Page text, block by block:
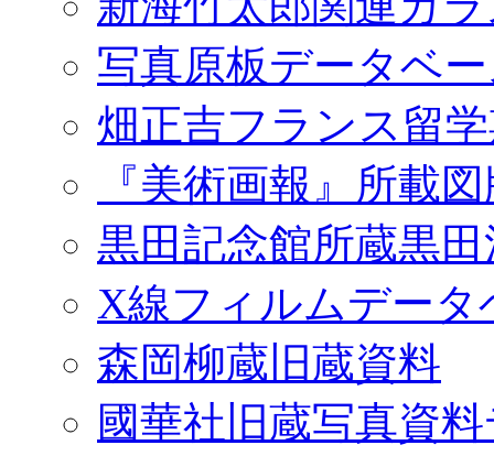
写真原板データベ
畑正吉フランス留
『美術画報』所載
黒田記念館所蔵黒
X線フィルムデータ
森岡柳蔵旧蔵資料
國華社旧蔵写真資